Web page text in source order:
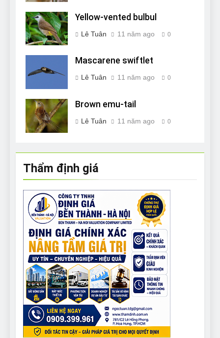
Yellow-vented bulbul
Lê Tuân 11 năm ago 0
Mascarene swiftlet
Lê Tuân 11 năm ago 0
Brown emu-tail
Lê Tuân 11 năm ago 0
Thẩm định giá